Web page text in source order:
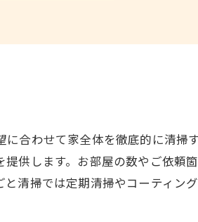
合わせて家全体を徹底的に清掃
供します。お部屋の数やご依頼
清掃では定期清掃やコーティン